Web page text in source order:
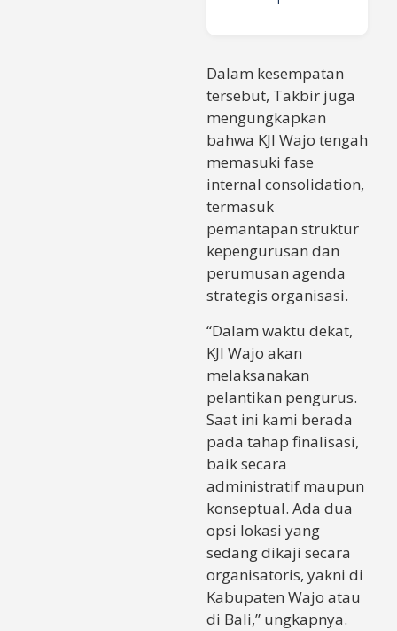
Dalam kesempatan
tersebut, Takbir juga
mengungkapkan
bahwa KJI Wajo tengah
memasuki fase
internal consolidation,
termasuk
pemantapan struktur
kepengurusan dan
perumusan agenda
strategis organisasi.
“Dalam waktu dekat,
KJI Wajo akan
melaksanakan
pelantikan pengurus.
Saat ini kami berada
pada tahap finalisasi,
baik secara
administratif maupun
konseptual. Ada dua
opsi lokasi yang
sedang dikaji secara
organisatoris, yakni di
Kabupaten Wajo atau
di Bali,” ungkapnya.